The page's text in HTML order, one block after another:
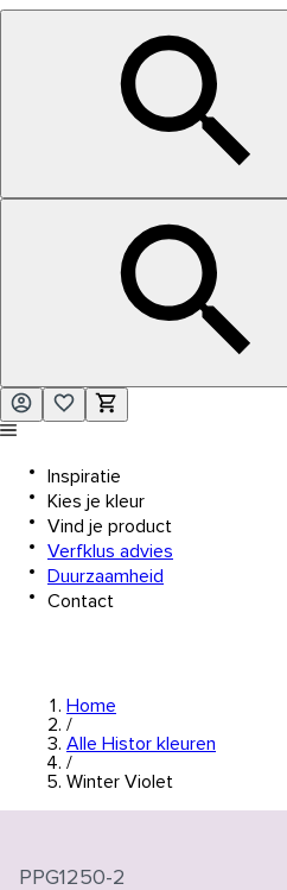
Inspiratie
Kies je kleur
Vind je product
Verfklus advies
Duurzaamheid
Contact
Home
/
Alle Histor kleuren
/
Winter Violet
PPG1250-2